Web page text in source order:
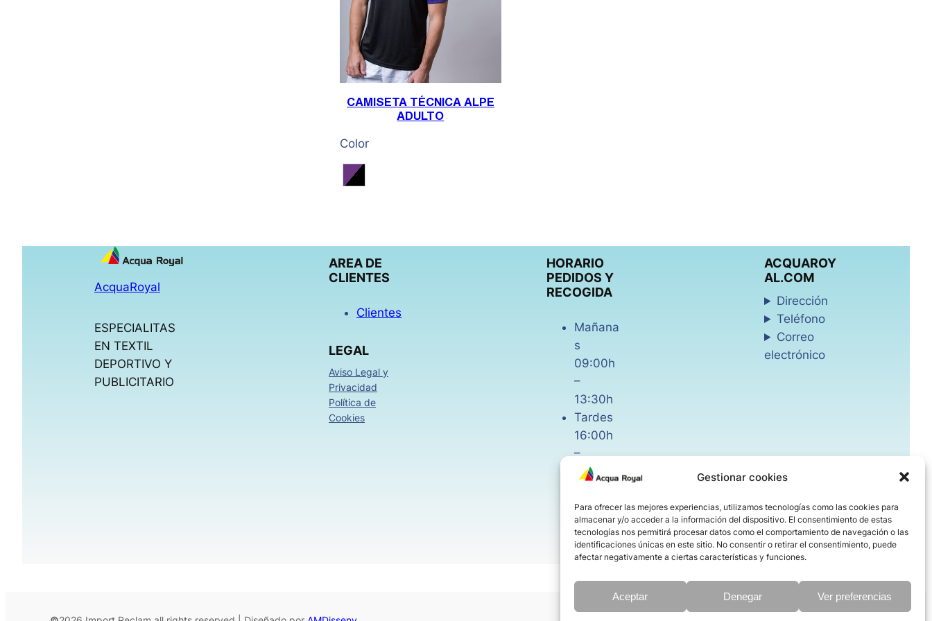
Gestionar cookies
Para ofrecer las mejores experiencias, utilizamos tecnologías como las cookies para
almacenar y/o acceder a la información del dispositivo. El consentimiento de estas
tecnologías nos permitirá procesar datos como el comportamiento de navegación o las
identificaciones únicas en este sitio. No consentir o retirar el consentimiento, puede
afectar negativamente a ciertas características y funciones.
Aceptar Denegar Ver preferencias
CAMISETA TÉCNICA ALPE
ADULTO
Color
Morado / Negro
AcquaRoyal
ESPECIALITAS
EN TEXTIL
DEPORTIVO Y
PUBLICITARIO
AREA DE
CLIENTES
Clientes
LEGAL
Aviso Legal y
Privacidad
Política de
Cookies
HORARIO
PEDIDOS Y
RECOGIDA
Mañana
s
09:00h
–
13:30h
Tardes
16:00h
–
18:30h
08:00h
–
14:00h
ACQUAROY
AL.COM
Dirección
Teléfono
Correo
electrónico